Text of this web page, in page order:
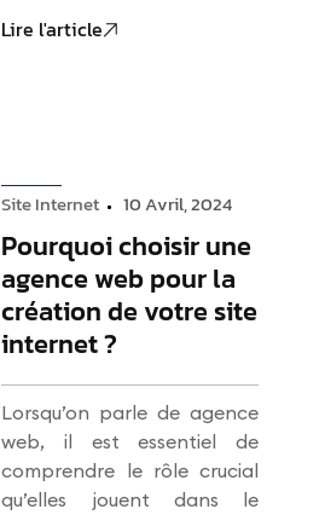
Lire l'article
Site Internet 10 Avril, 2024
Pourquoi choisir une
agence web pour la
création de votre site
internet ?
Lorsqu’on parle de agence
web, il est essentiel de
comprendre le rôle crucial
qu’elles jouent dans le